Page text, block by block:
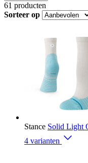
61 producten
Sorteer op
Stance Solid Light
4 varianten